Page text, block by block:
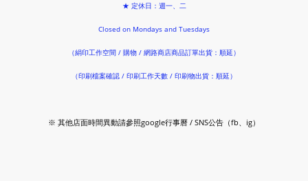
★ 定休日：週一、二
Closed on Mondays and Tuesdays
（絹印工作空間 / 購物 / 網路商店商品訂單出貨：順延）
（印刷檔案確認 / 印刷工作天數 / 印刷物出貨：順延）
※ 其他店面時間異動請參照google行事曆 / SNS公告（fb、ig）